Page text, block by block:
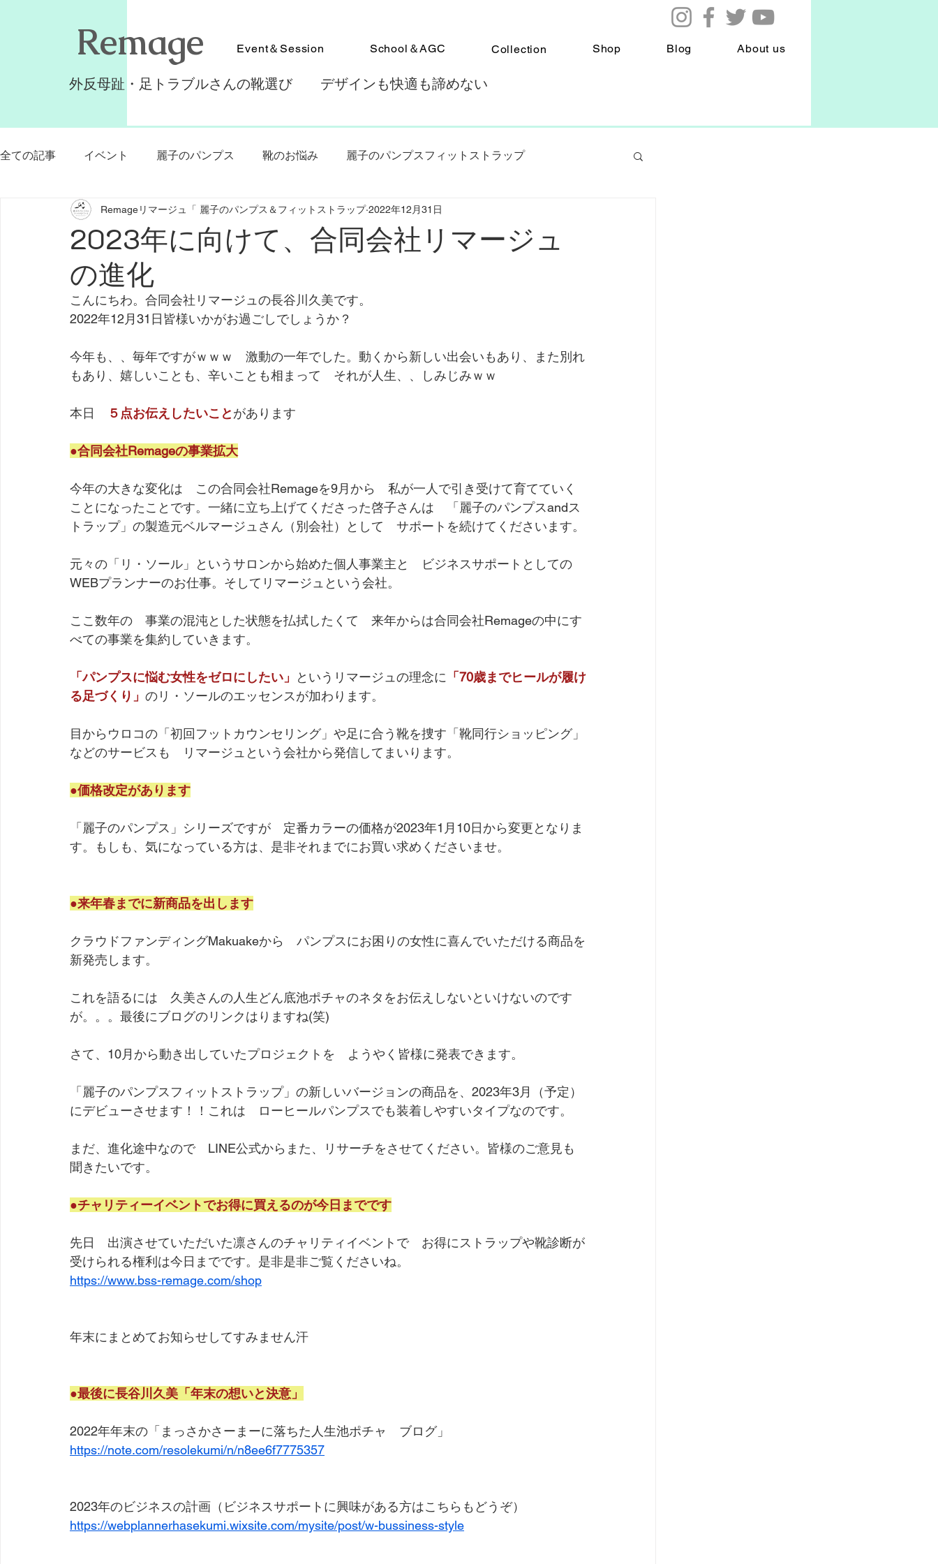
​Remage Event＆Session School＆AGC Collection Shop Blog About us
外反母趾・足トラブルさんの靴選び デザインも快適も諦めない
全ての記事 イベント 麗子のパンプス 靴のお悩み 麗子のパンプスフィットストラップ
リマージュ個人代理店 靴の同行ショッピング パンプスフィットアドバイザー認定スクール
クラウドファンディングMakuake
シンデレラシューズ講座 足の冷え 靴診断 Remageスクール
クラウドファンディング 外反母趾 想い 魚の目 足洗浄フォームLa Grace
2023年に向けて、合同会社リマージュ
の進化
Remageリマージュ「 麗子のパンプス＆フィットストラップ 2022年12月31日
こんにちわ。合同会社リマージュの長谷川久美です。
2022年12月31日皆様いかがお過ごしでしょうか？
今年も、、毎年ですがｗｗｗ　激動の一年でした。動くから新しい出会いもあり、また別れ
もあり、嬉しいことも、辛いことも相まって　それが人生、、しみじみｗｗ
本日 ５点お伝えしたいことがあります
●合同会社Remageの事業拡大
今年の大きな変化は　この合同会社Remageを9月から　私が一人で引き受けて育てていく
ことになったことです。一緒に立ち上げてくださった啓子さんは　「麗子のパンプスandス
トラップ」の製造元ベルマージュさん（別会社）として　サポートを続けてくださいます。
元々の「リ・ソール」というサロンから始めた個人事業主と　ビジネスサポートとしての
WEBプランナーのお仕事。そしてリマージュという会社。
ここ数年の　事業の混沌とした状態を払拭したくて　来年からは合同会社Remageの中にす
べての事業を集約していきます。
「パンプスに悩む女性をゼロにしたい」 というリマージュの理念に 「70歳までヒールが履け
る足づくり」 のリ・ソールのエッセンスが加わります。
目からウロコの「初回フットカウンセリング」や足に合う靴を捜す「靴同行ショッピング」
などのサービスも　リマージュという会社から発信してまいります。
●価格改定があります
「麗子のパンプス」シリーズですが　定番カラーの価格が2023年1月10日から変更となりま
す。もしも、気になっている方は、是非それまでにお買い求めくださいませ。
●来年春までに新商品を出します
クラウドファンディングMakuakeから　パンプスにお困りの女性に喜んでいただける商品を
新発売します。
これを語るには　久美さんの人生どん底池ポチャのネタをお伝えしないといけないのです
が。。。最後にブログのリンクはりますね(笑)
さて、10月から動き出していたプロジェクトを　ようやく皆様に発表できます。
「麗子のパンプスフィットストラップ」の新しいバージョンの商品を、2023年3月（予定）
にデビューさせます！！これは　ローヒールパンプスでも装着しやすいタイプなのです。
まだ、進化途中なので　LINE公式からまた、リサーチをさせてください。皆様のご意見も
聞きたいです。
●チャリティーイベントでお得に買えるのが今日までです
先日　出演させていただいた凛さんのチャリティイベントで　お得にストラップや靴診断が
受けられる権利は今日までです。是非是非ご覧くださいね。
https://www.bss-remage.com/shop
年末にまとめてお知らせしてすみません汗
●最後に長谷川久美「年末の想いと決意」
2022年年末の「まっさかさーまーに落ちた人生池ポチャ　ブログ」
https://note.com/resolekumi/n/n8ee6f7775357
2023年のビジネスの計画（ビジネスサポートに興味がある方はこちらもどうぞ）
https://webplannerhasekumi.wixsite.com/mysite/post/w-bussiness-style